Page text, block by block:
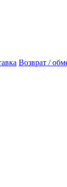
Возврат /